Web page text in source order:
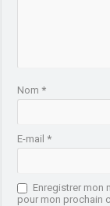
Nom*
E-mail*
Enregistrer mon
pour mon prochain